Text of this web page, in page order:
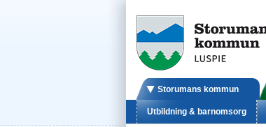
Storumans kommun
Utbildning & barnomsorg